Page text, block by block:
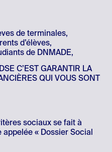
de terminales,
d’élèves,
de DNMADE,
C’EST GARANTIR LA
QUI VOUS SONT
sociaux se fait à
« Dossier Social